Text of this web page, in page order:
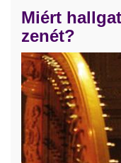
Miért
zenét?